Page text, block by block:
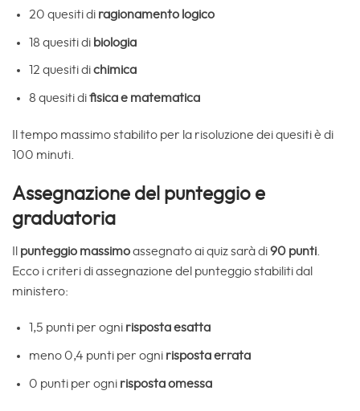
20 quesiti di ragionamento logico
18 quesiti di biologia
12 quesiti dichimica
8 quesiti difisica e matematica
Il tempo massimo stabilito per la risoluzione dei quesiti è di
100 minuti.
Assegnazione del punteggio e
graduatoria
Il punteggio massimoassegnato ai quiz sarà di90 punti
Ecco i criteri di assegnazione del punteggio stabiliti dal
ministero:
1,5 punti per ogni risposta esatta
meno 0,4 punti per ogni risposta errata
0 punti per ogni risposta omessa